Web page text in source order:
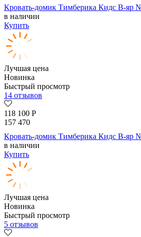
Кровать-домик Тимберика Кидс В-яр
в наличии
Купить
Лучшая цена
Новинка
Быстрый просмотр
14 отзывов
118 100 Р
157 470
Кровать-домик Тимберика Кидс В-яр
в наличии
Купить
Лучшая цена
Новинка
Быстрый просмотр
5 отзывов